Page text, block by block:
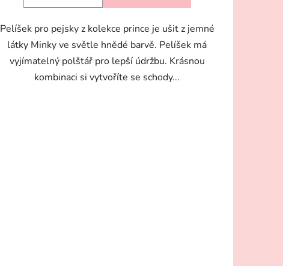
Pelíšek pro pejsky z kolekce prince je ušit z jemné
látky Minky ve světle hnědé barvě. Pelíšek má
vyjímatelný polštář pro lepší údržbu. Krásnou
kombinaci si vytvoříte se schody...